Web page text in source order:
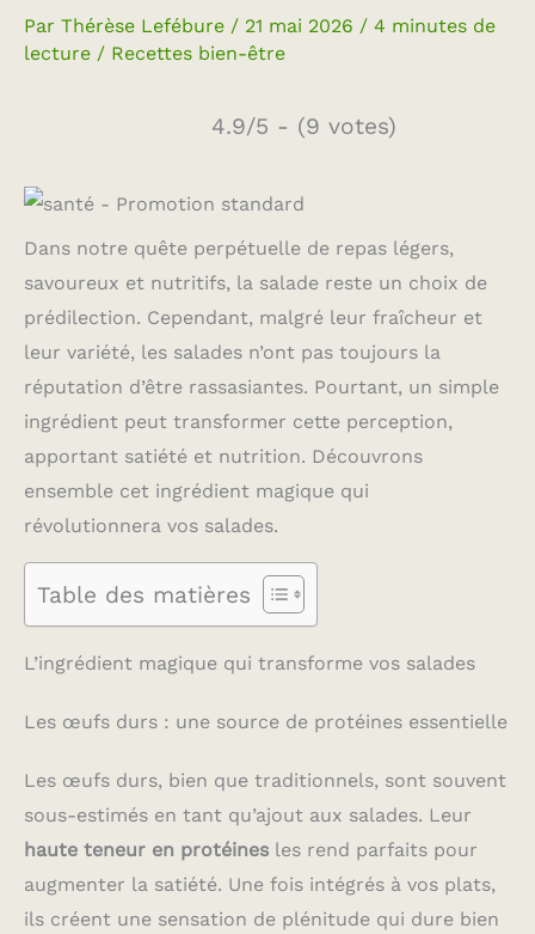
Par Thérèse Lefébure / 21 mai 2026 / 4 minutes de
lecture / Recettes bien-être
4.9/5 - (9 votes)
Dans notre quête perpétuelle de repas légers,
savoureux et nutritifs, la salade reste un choix de
prédilection. Cependant, malgré leur fraîcheur et
leur variété, les salades n’ont pas toujours la
réputation d’être rassasiantes. Pourtant, un simple
ingrédient peut transformer cette perception,
apportant satiété et nutrition. Découvrons
ensemble cet ingrédient magique qui
révolutionnera vos salades.
Table des matières
L’ingrédient magique qui transforme vos salades
Les œufs durs : une source de protéines essentielle
Les œufs durs, bien que traditionnels, sont souvent
sous-estimés en tant qu’ajout aux salades. Leur
haute teneur en protéines les rend parfaits pour
augmenter la satiété. Une fois intégrés à vos plats,
ils créent une sensation de plénitude qui dure bien